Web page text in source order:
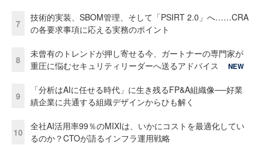
7
技術的実装、SBOM管理、そして「PSIRT 2.0」へ……CRA
の各要求事項に応える実務のポイント
8
未曾有のトレンドが押し寄せる今、ガートナーの専門家が
重圧に悩むセキュリティリーダーへ送るアドバイス
NEW
9
「分析はAIに任せる時代」に生き残るFP&A組織像──好業
績企業に共通する組織デザインからひも解く
10
全社AI活用率99％のMIXIは、いかにコストを最適化してい
るのか？CTOが語るインフラ運用戦略